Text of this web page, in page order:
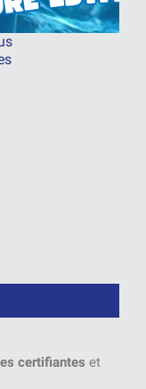
certifiantes et